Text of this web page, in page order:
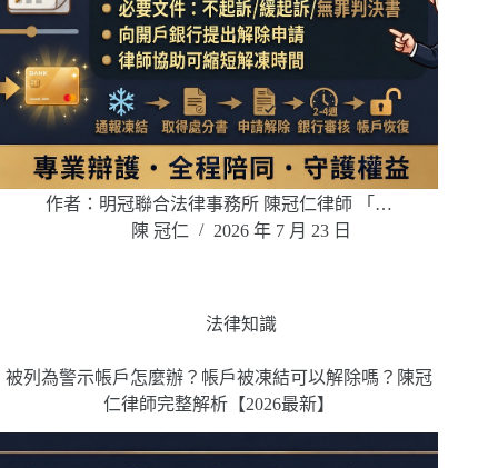
作者：明冠聯合法律事務所 陳冠仁律師 「…
陳 冠仁
2026 年 7 月 23 日
法律知識
被列為警示帳戶怎麼辦？帳戶被凍結可以解除嗎？陳冠
仁律師完整解析【2026最新】